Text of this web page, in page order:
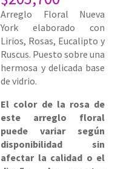
Arreglo Floral Nueva
York elaborado con
Lirios, Rosas, Eucalipto y
Ruscus. Puesto sobre una
hermosa y delicada base
de vidrio.
El color de la rosa de
este arreglo floral
puede variar según
disponibilidad sin
afectar la calidad o el